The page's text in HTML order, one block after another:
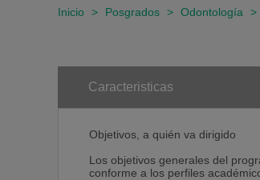
Inicio > Posgrados > Odontología >
Caracteristicas
Objetivos, a quién va dirigido
Los objetivos generales del
conforme a los perfiles